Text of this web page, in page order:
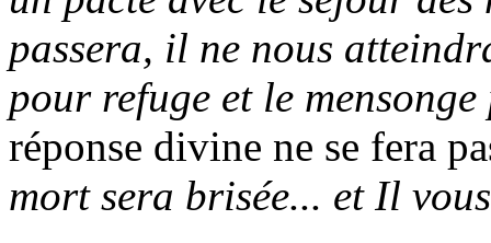
passera, il ne nous
pour refuge et le
réponse divine ne se fera
mort sera brisée... et Il